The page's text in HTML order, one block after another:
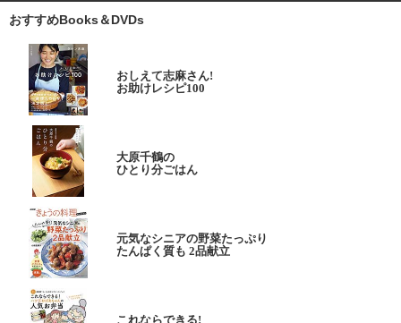
おすすめBooks＆DVDs
おしえて志麻さん!
お助けレシピ100
大原千鶴の
ひとり分ごはん
元気なシニアの野菜たっぷり
たんぱく質も 2品献立
これならできる!